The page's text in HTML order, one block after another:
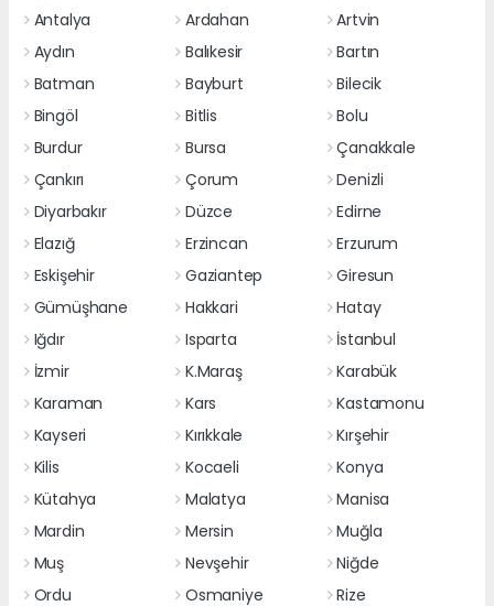
Antalya
Ardahan
Artvin
Aydın
Balıkesir
Bartın
Batman
Bayburt
Bilecik
Bingöl
Bitlis
Bolu
Burdur
Bursa
Çanakkale
Çankırı
Çorum
Denizli
Diyarbakır
Düzce
Edirne
Elazığ
Erzincan
Erzurum
Eskişehir
Gaziantep
Giresun
Gümüşhane
Hakkari
Hatay
Iğdır
Isparta
İstanbul
İzmir
K.Maraş
Karabük
Karaman
Kars
Kastamonu
Kayseri
Kırıkkale
Kırşehir
Kilis
Kocaeli
Konya
Kütahya
Malatya
Manisa
Mardin
Mersin
Muğla
Muş
Nevşehir
Niğde
Ordu
Osmaniye Rize